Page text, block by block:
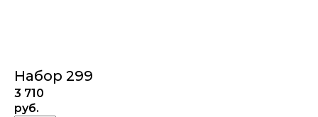
Набор 299
3 710
руб.